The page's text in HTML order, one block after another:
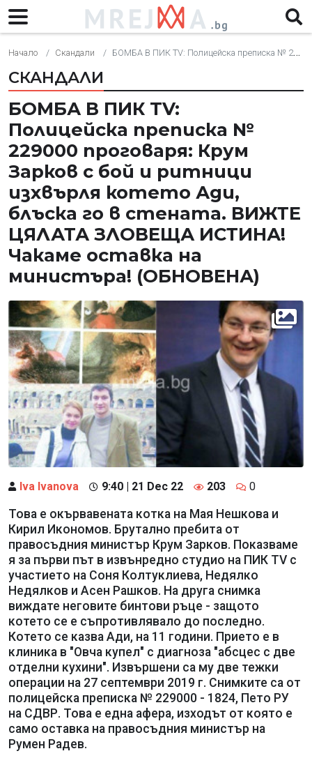
Начало Скандали БОМБА В ПИК TV: Полицейска преписка № 229000 проговаря: Крум Зарков с бой и ритници изхвърля котето Ади, блъска го в стената. ВИЖТЕ ЦЯЛАТА ЗЛОВЕЩА ИСТИНА! Чакаме оставка на министъра! (ОБНОВЕНА)
СКАНДАЛИ
БОМБА В ПИК TV:
Полицейска преписка №
229000 проговаря: Крум
Зарков с бой и ритници
изхвърля котето Ади,
блъска го в стената. ВИЖТЕ
ЦЯЛАТА ЗЛОВЕЩА ИСТИНА!
Чакаме оставка на
министъра! (ОБНОВЕНА)
Iva Ivanova 9:40 | 21 Dec 22 203 0
Това е окървавената котка на Мая Нешкова и
Кирил Икономов. Брутално пребита от
правосъдния министър Крум Зарков. Показваме
я за първи път в извънредно студио на ПИК TV с
участието на Соня Колтуклиева, Недялко
Недялков и Асен Рашков. На друга снимка
виждате неговите бинтови ръце - защото
котето се е съпротивлявало до последно.
Котето се казва Ади, на 11 години. Прието е в
клиника в "Овча купел" с диагноза "абсцес с две
отделни кухини". Извършени са му две тежки
операции на 27 септември 2019 г. Снимките са от
полицейска преписка № 229000 - 1824, Пето РУ
на СДВР. Това е една афера, изходът от която е
само оставка на правосъдния министър на
Румен Радев.